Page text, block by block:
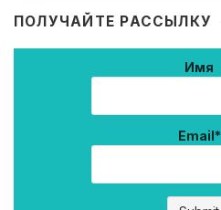
ПОЛУЧАЙТЕ РАССЫЛКУ
Имя
Email*